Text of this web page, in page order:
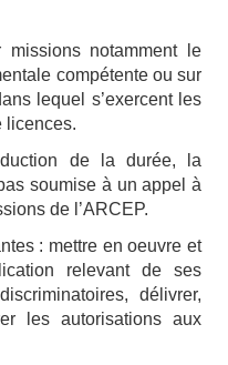
missions notamment le
compétente ou sur
lequel s’exercent les
licences.
de la durée, la
soumise à un appel à
de l’ARCEP.
: mettre en oeuvre et
relevant de ses
délivrer,
les autorisations aux